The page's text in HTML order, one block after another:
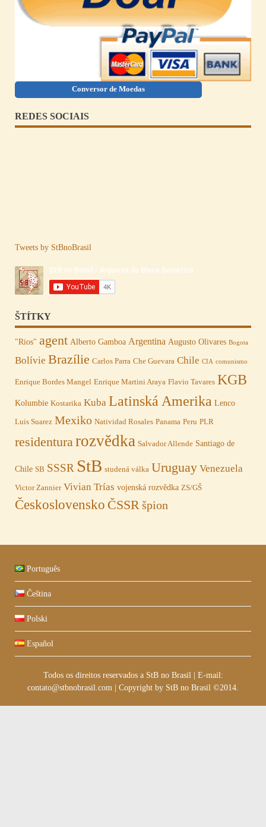
Conversor de Moedas
REDES SOCIAIS
Tweets by StBnoBrasil
ŠTÍTKY
"Rios" agent Alberto Gamboa Argentina Augusto Olivares Bogota
Bolívie Brazílie Carlos Parra Che Guevara Chile CIA comunismo
Enrique Bordes Mangel Enrique Martini Araya Flavio Tavares KGB
Kolumbie Kostarika Kuba Latinská Amerika Lenco
Luis Suarez Mexiko Natividad Rosales Panama Peru PLR
residenturarozvědka Salvador Allende Santiago de
Chile SB SSSR StB studená válka Uruguay Venezuela
Victor Zannier Vivian Trías vojenská rozvědka ZS/GŠ
Československo ČSSRšpion
Português
Čeština
Polski
Español
Todos os direitos reservados a StB no Brasil
E-mail:
contato@stbnobrasil.com
Copyright by StB no Brasil ©2014.